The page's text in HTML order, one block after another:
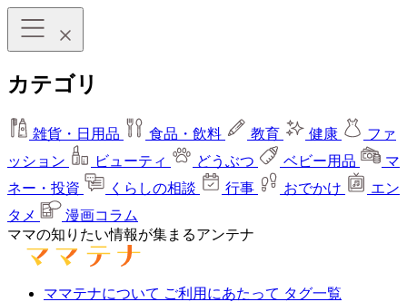
カテゴリ
雑貨・日用品 食品・飲料 教育 健康
ファ
ッション
ビューティ どうぶつ ベビー用品
マ
ネー・投資
くらしの相談 行事 おでかけ
エン
タメ
漫画コラム
ママの知りたい情報が集まるアンテナ
ママテナについて ご利用にあたって タグ一覧